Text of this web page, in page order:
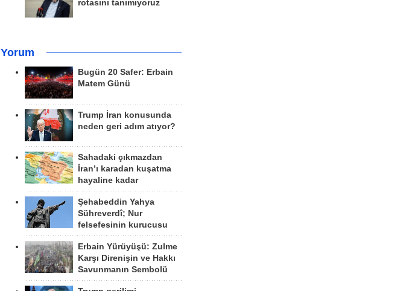
rotasını tanımıyoruz
Yorum
Bugün 20 Safer: Erbain
Matem Günü
Trump İran konusunda
neden geri adım atıyor?
Sahadaki çıkmazdan
İran’ı karadan kuşatma
hayaline kadar
Şehabeddin Yahya
Sühreverdî; Nur
felsefesinin kurucusu
Erbain Yürüyüşü: Zulme
Karşı Direnişin ve Hakkı
Savunmanın Sembolü